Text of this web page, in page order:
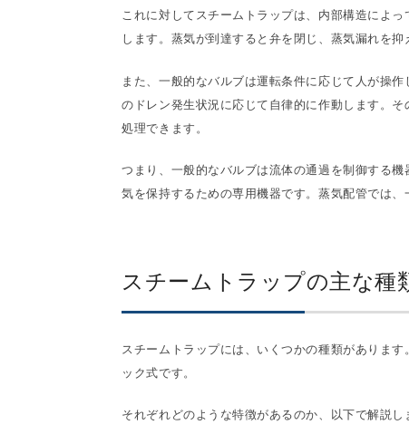
これに対してスチームトラップは、内部構造によ
します。蒸気が到達すると弁を閉じ、蒸気漏れを抑
また、一般的なバルブは運転条件に応じて人が操
のドレン発生状況に応じて自律的に作動します。
処理できます。
つまり、一般的なバルブは流体の通過を制御する
気を保持するための専用機器です。蒸気配管では
スチームトラップの主な種
スチームトラップには、いくつかの種類がありま
ック式です。
それぞれどのような特徴があるのか、以下で解説し